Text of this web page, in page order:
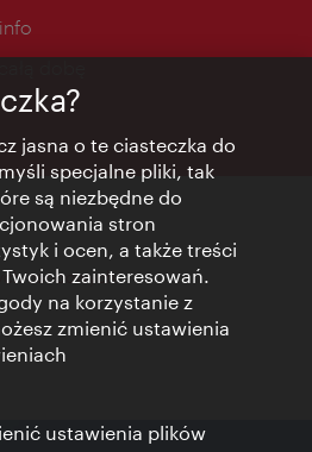
osobowych
jasna o te ciasteczka do
specjalne pliki, tak
są niezbędne do
stron
i ocen, a także treści
zainteresowań.
na korzystanie z
zmienić ustawienia
ustawienia plików